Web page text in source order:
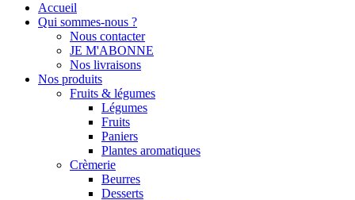
Accueil
Qui sommes-nous ?
Nous contacter
JE M'ABONNE
Nos livraisons
Nos produits
Fruits & légumes
Légumes
Fruits
Paniers
Plantes aromatiques
Crèmerie
Beurres
Desserts